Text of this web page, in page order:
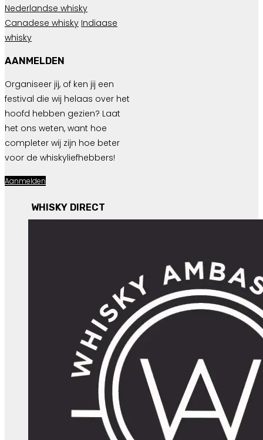
Nederlandse whisky
Canadese whisky Indiaase
whisky
AANMELDEN
Organiseer jij, of ken jij een
festival die wij helaas over het
hoofd hebben gezien? Laat
het ons weten, want hoe
completer wij zijn hoe beter
voor de whiskyliefhebbers!
Aanmelden
WHISKY DIRECT